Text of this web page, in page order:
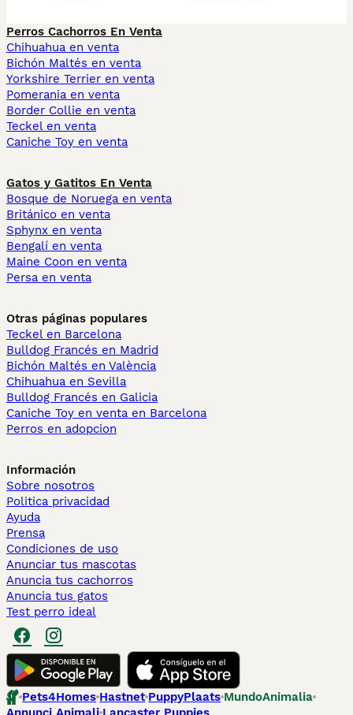
Perros Cachorros En Venta
Chihuahua en venta
Bichón Maltés en venta
Yorkshire Terrier en venta
Pomerania en venta
Border Collie en venta
Teckel en venta
Caniche Toy en venta
Gatos y Gatitos En Venta
Bosque de Noruega en venta
Británico en venta
Sphynx en venta
Bengalí en venta
Maine Coon en venta
Persa en venta
Otras páginas populares
Teckel en Barcelona
Bulldog Francés en Madrid
Bichón Maltés en València
Chihuahua en Sevilla
Bulldog Francés en Galicia
Caniche Toy en venta en Barcelona
Perros en adopcion
Información
Sobre nosotros
Politica privacidad
Ayuda
Prensa
Condiciones de uso
Anunciar tus mascotas
Anuncia tus cachorros
Anuncia tus gatos
Test perro ideal
Pets4Homes Hastnet PuppyPlaats MundoAnimalia